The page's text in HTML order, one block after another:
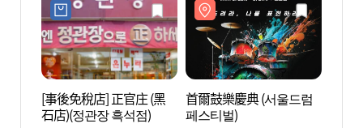
[事後免稅店] 正官庄 (黑
石店)(정관장 흑석점)
首爾鼓樂慶典 (서울드럼
페스티벌)